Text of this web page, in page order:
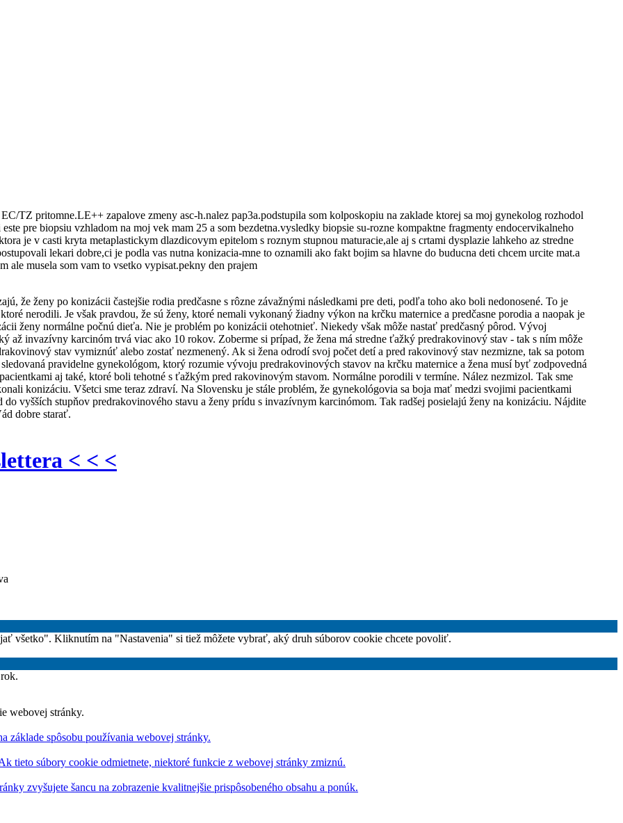
TZ pritomne.LE++ zapalove zmeny asc-h.nalez pap3a.podstupila som kolposkopiu na zaklade ktorej sa moj gynekolog rozhodol
pre biopsiu vzhladom na moj vek mam 25 a som bezdetna.vysledky biopsie su-rozne kompaktne fragmenty endocervikalneho
je v casti kryta metaplastickym dlazdicovym epitelom s roznym stupnou maturacie,ale aj s crtami dysplazie lahkeho az stredne
lekari dobre,ci je podla vas nutna konizacia-mne to oznamili ako fakt bojim sa hlavne do buducna deti chcem urcite mat.a
ale musela som vam to vsetko vypisat.pekny den prajem
že ženy po konizácii častejšie rodia predčasne s rôzne závažnými následkami pre deti, podľa toho ako boli nedonosené. To je
nerodili. Je však pravdou, že sú ženy, ktoré nemali vykonaný žiadny výkon na krčku maternice a predčasne porodia a naopak je
ženy normálne počnú dieťa. Nie je problém po konizácii otehotnieť. Niekedy však môže nastať predčasný pôrod. Vývoj
invazívny karcinóm trvá viac ako 10 rokov. Zoberme si prípad, že žena má stredne ťažký predrakovinový stav - tak s ním môže
stav vymiznúť alebo zostať nezmenený. Ak si žena odrodí svoj počet detí a pred rakovinový stav nezmizne, tak sa potom
pravidelne gynekológom, ktorý rozumie vývoju predrakovinových stavov na krčku maternice a žena musí byť zodpovedná
aj také, ktoré boli tehotné s ťažkým pred rakovinovým stavom. Normálne porodili v termíne. Nález nezmizol. Tak sme
konizáciu. Všetci sme teraz zdraví. Na Slovensku je stále problém, že gynekológovia sa boja mať medzi svojimi pacientkami
vyšších stupňov predrakovinového stavu a ženy prídu s invazívnym karcinómom. Tak radšej posielajú ženy na konizáciu. Nájdite
dobre starať.
< < <
všetko". Kliknutím na "Nastavenia" si tiež môžete vybrať, aký druh súborov cookie chcete povoliť.
webovej stránky.
spôsobu používania webovej stránky.
tieto súbory cookie odmietnete, niektoré funkcie z webovej stránky zmiznú.
zvyšujete šancu na zobrazenie kvalitnejšie prispôsobeného obsahu a ponúk.